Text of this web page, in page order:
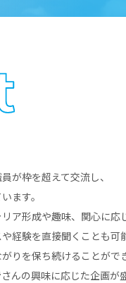
が枠を超えて交流し、
ます。
ア形成や趣味、 関心に応
経験を直接聞くことも可
りを保ち続けることがで
んの興味に応じた企画が